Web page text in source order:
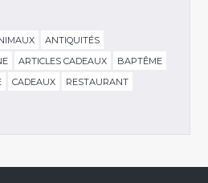
ANTIQUITÉS
ARTICLES CADEAUX
BAPTÊME
CADEAUX
RESTAURANT